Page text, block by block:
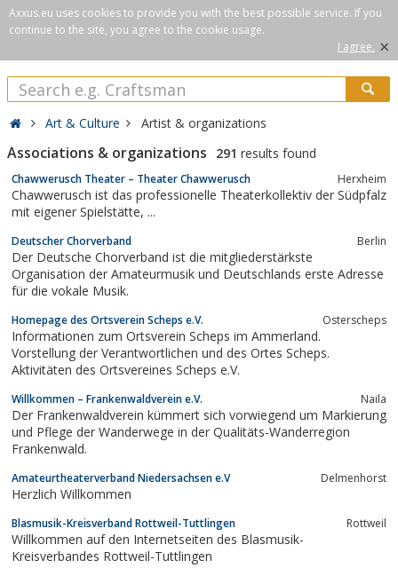
Axxus.eu uses cookies to provide you with the best possible service. If you
continue to the site, you agree to the cookie usage.
I agree. ×
Art & Culture Artist & organizations
Associations & organizations 291 results found
Chawwerusch Theater – Theater Chawwerusch Herxheim
Chawwerusch ist das professionelle Theaterkollektiv der Südpfalz
mit eigener Spielstätte, ...
Deutscher Chorverband Berlin
Der Deutsche Chorverband ist die mitgliederstärkste
Organisation der Amateurmusik und Deutschlands erste Adresse
für die vokale Musik.
Homepage des Ortsverein Scheps e.V. Osterscheps
Informationen zum Ortsverein Scheps im Ammerland.
Vorstellung der Verantwortlichen und des Ortes Scheps.
Aktivitäten des Ortsvereines Scheps e.V.
Willkommen – Frankenwaldverein e.V. Naila
Der Frankenwaldverein kümmert sich vorwiegend um Markierung
und Pflege der Wanderwege in der Qualitäts-Wanderregion
Frankenwald.
Amateurtheaterverband Niedersachsen e.V Delmenhorst
Herzlich Willkommen
Blasmusik-Kreisverband Rottweil-Tuttlingen Rottweil
Willkommen auf den Internetseiten des Blasmusik-
Kreisverbandes Rottweil-Tuttlingen